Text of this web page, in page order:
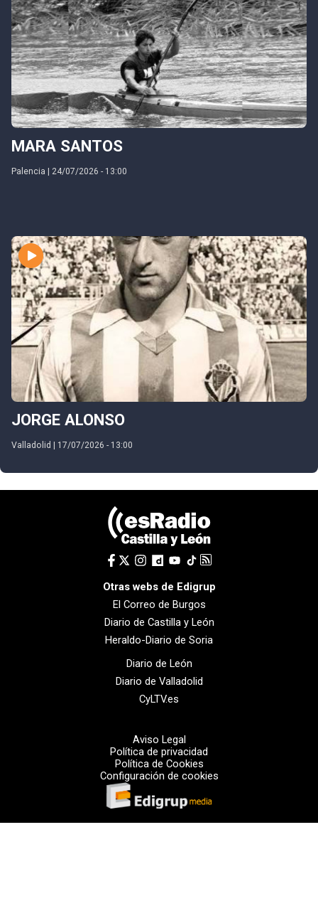
MARA SANTOS
Palencia | 24/07/2026 - 13:00
JORGE ALONSO
Valladolid | 17/07/2026 - 13:00
Otras webs de Edigrup
El Correo de Burgos
Diario de Castilla y León
Heraldo-Diario de Soria
Diario de León
Diario de Valladolid
CyLTV.es
Aviso Legal
Política de privacidad
Política de Cookies
Configuración de cookies